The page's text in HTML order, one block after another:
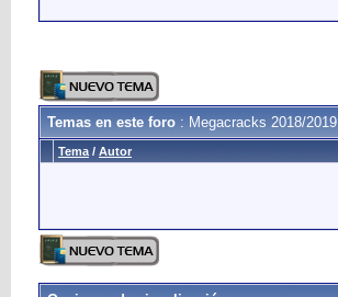
Temas en este foro : Megacracks 2018/2019
Tema / Autor